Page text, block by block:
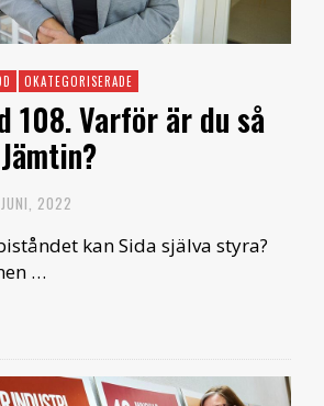
OKATEGORISERADE
108. Varför är du så
2022
kan Sida själva styra?
…